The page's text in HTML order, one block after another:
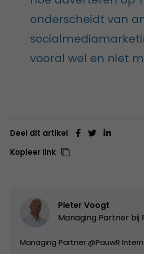
onderscheidt van
vooral wel en niet
Deel dit artikel
Kopieer link
Pieter Voogt
Managing Partner bij
Managing Partner @PauwR